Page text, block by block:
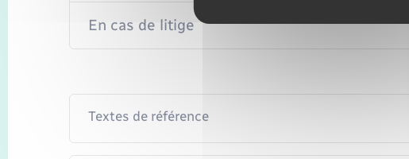
En cas de litige
Textes de référence